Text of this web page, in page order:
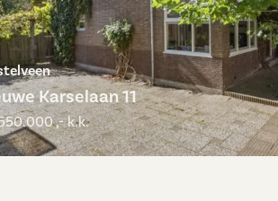
Karselaan 11
,- k.k.